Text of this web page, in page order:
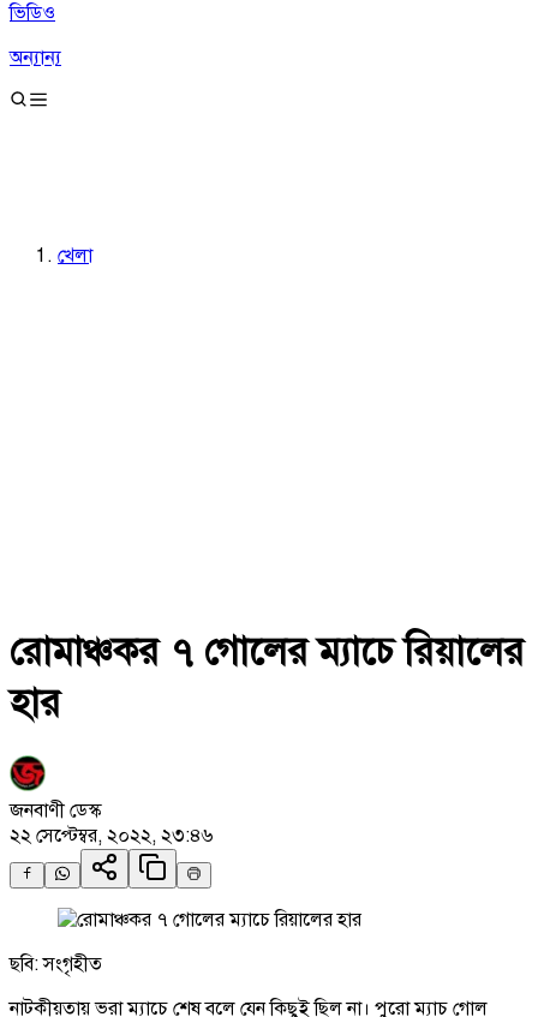
ভিডিও
অন্যান্য
খেলা
রোমাঞ্চকর ৭ গোলের ম্যাচে রিয়ালের
হার
জনবাণী ডেস্ক
২২ সেপ্টেম্বর, ২০২২, ২৩:৪৬
ছবি: সংগৃহীত
নাটকীয়তায় ভরা ম্যাচে শেষ বলে যেন কিছুই ছিল না। পুরো ম্যাচ গোল